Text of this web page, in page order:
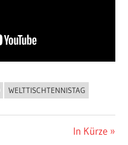
WELTTISCHTENNISTAG
Nächster
In Kürze